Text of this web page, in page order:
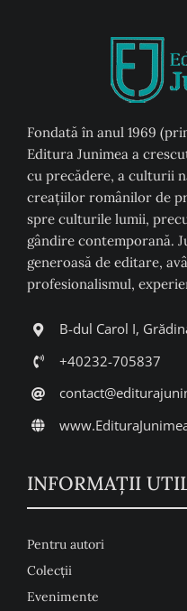
Fondată în anul 1969
Editura Junimea a
cu precădere, a culturii
creaţiilor românilor de
spre culturile lumii,
gândire contemporană.
generoasă de editare,
profesionalismul,
B-dul Carol I,
+40232-705837
INFORMAŢII
Pentru autori
Colecţii
Evenimente